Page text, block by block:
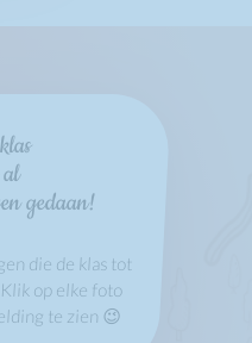
gedaan!
die de klas tot
op elke foto
te zien 😉